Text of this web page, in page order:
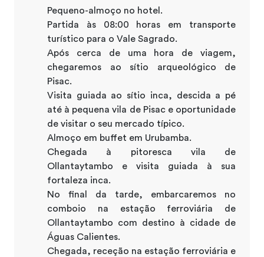
Pequeno-almoço no hotel.
Partida às 08:00 horas em transporte
turístico para o Vale Sagrado.
Após cerca de uma hora de viagem,
chegaremos ao sítio arqueológico de
Pisac.
Visita guiada ao sítio inca, descida a pé
até à pequena vila de Pisac e oportunidade
de visitar o seu mercado típico.
Almoço em buffet em Urubamba.
Chegada à pitoresca vila de
Ollantaytambo e visita guiada à sua
fortaleza inca.
No final da tarde, embarcaremos no
comboio na estação ferroviária de
Ollantaytambo com destino à cidade de
Águas Calientes.
Chegada, receção na estação ferroviária e